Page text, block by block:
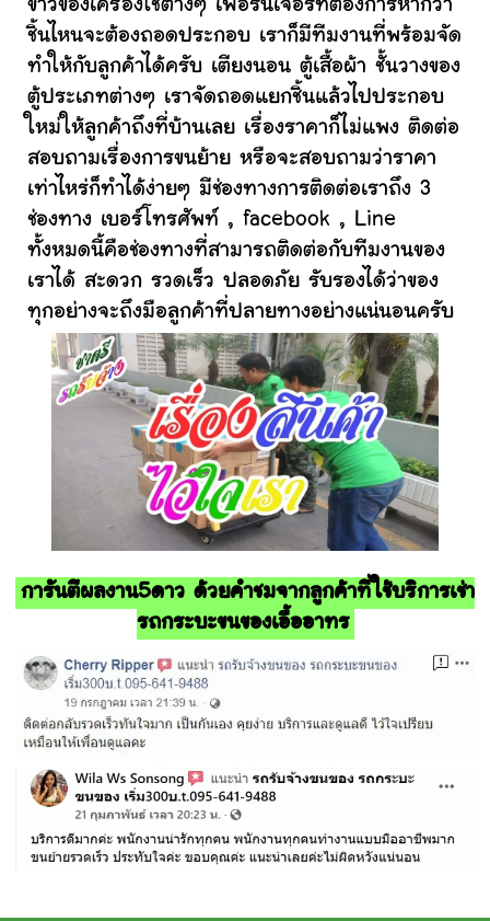
ข้าวของเครื่องใช้ต่างๆ เฟอร์นิเจอร์ที่ต้องการหากว่า
ชิ้นไหนจะต้องถอดประกอบ เราก็มีทีมงานที่พร้อมจัด
ทำให้กับลูกค้าได้ครับ เตียงนอน ตู้เสื้อผ้า ชั้นวางของ
ตู้ประเภทต่างๆ เราจัดถอดแยกชิ้นแล้วไปประกอบ
ใหม่ให้ลูกค้าถึงที่บ้านเลย เรื่องราคาก็ไม่แพง ติดต่อ
สอบถามเรื่องการขนย้าย หรือจะสอบถามว่าราคา
เท่าไหร่ก็ทำได้ง่ายๆ มีช่องทางการติดต่อเราถึง 3
ช่องทาง เบอร์โทรศัพท์ , facebook , Line
ทั้งหมดนี้คือช่องทางที่สามารถติดต่อกับทีมงานของ
เราได้ สะดวก รวดเร็ว ปลอดภัย รับรองได้ว่าของ
ทุกอย่างจะถึงมือลูกค้าที่ปลายทางอย่างแน่นอนครับ
การันตีผลงาน5ดาว ด้วยคำชมจากลูกค้าที่ใช้บริการเช่า
รถกระบะขนของเอื้ออาทร